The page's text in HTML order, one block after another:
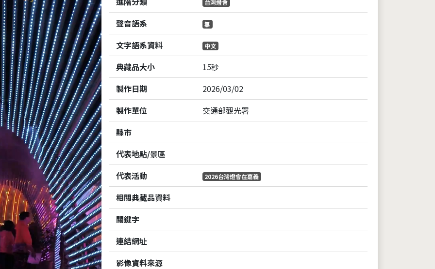
台灣燈會
聲音語系 無
文字語系資料 中文
典藏品大小
15秒
製作日期
2026/03/02
製作單位
交通部觀光署
縣市
代表地點/景區
代表活動
2026台灣燈會在嘉義
相關典藏品資料
關鍵字
連結網址
影像資料來源